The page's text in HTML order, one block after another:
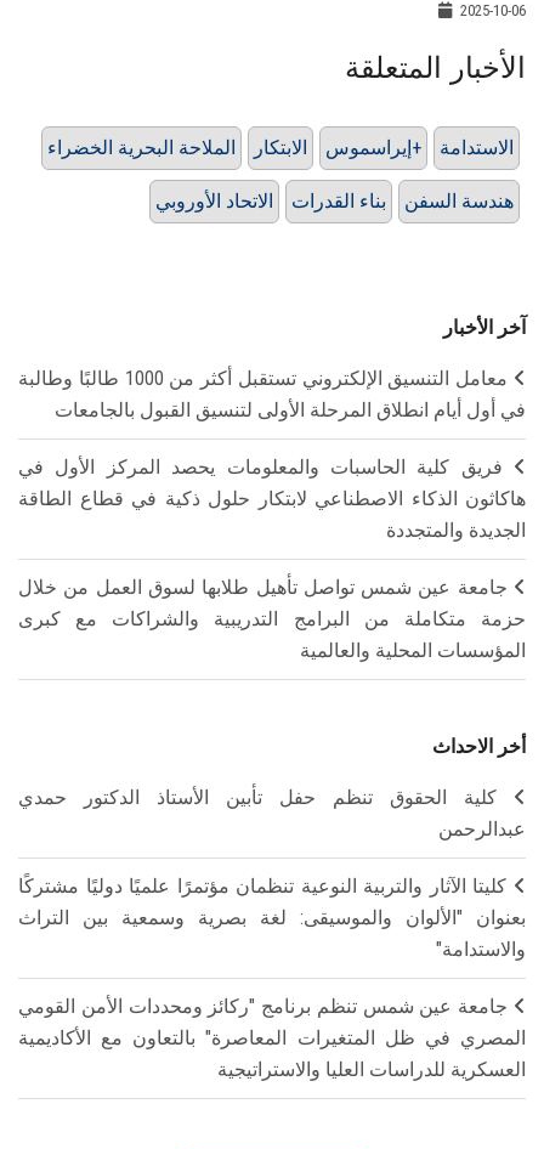
2025-10-06
الأخبار المتعلقة
الملاحة البحرية الخضراء الابتكار إيراسموس+ الاستدامة
الاتحاد الأوروبي بناء القدرات هندسة السفن
آخر الأخبار
معامل التنسيق الإلكتروني تستقبل أكثر من 1000 طالبًا وطالبة
في أول أيام انطلاق المرحلة الأولى لتنسيق القبول بالجامعات
فريق كلية الحاسبات والمعلومات يحصد المركز الأول في
هاكاثون الذكاء الاصطناعي لابتكار حلول ذكية في قطاع الطاقة
الجديدة والمتجددة
جامعة عين شمس تواصل تأهيل طلابها لسوق العمل من خلال
حزمة متكاملة من البرامج التدريبية والشراكات مع كبرى
المؤسسات المحلية والعالمية
أخر الاحداث
كلية الحقوق تنظم حفل تأبين الأستاذ الدكتور حمدي
عبدالرحمن
كليتا الآثار والتربية النوعية تنظمان مؤتمرًا علميًا دوليًا مشتركًا
بعنوان "الألوان والموسيقى: لغة بصرية وسمعية بين التراث
والاستدامة"
جامعة عين شمس تنظم برنامج "ركائز ومحددات الأمن القومي
المصري في ظل المتغيرات المعاصرة" بالتعاون مع الأكاديمية
العسكرية للدراسات العليا والاستراتيجية